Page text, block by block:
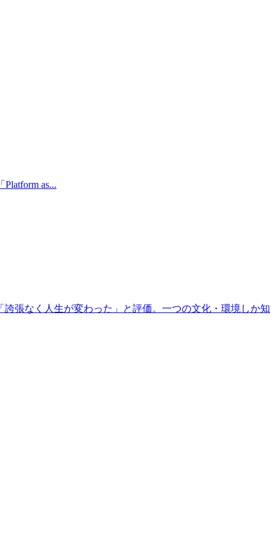
as...
張なく人生が変わった」と評価。一つの文化・環境しか知